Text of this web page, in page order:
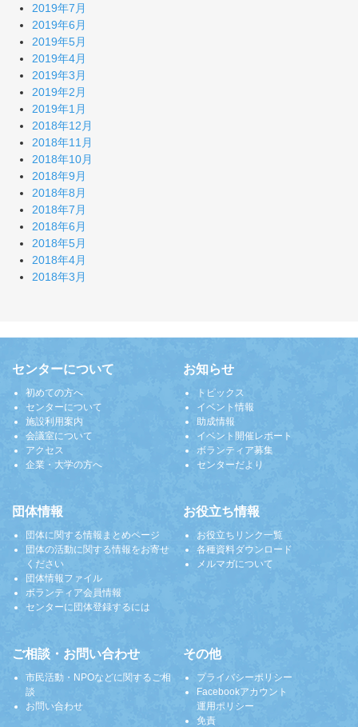
2019年7月
2019年6月
2019年5月
2019年4月
2019年3月
2019年2月
2019年1月
2018年12月
2018年11月
2018年10月
2018年9月
2018年8月
2018年7月
2018年6月
2018年5月
2018年4月
2018年3月
センターについて
初めての方へ
センターについて
施設利用案内
会議室について
アクセス
企業・大学の方へ
お知らせ
トピックス
イベント情報
助成情報
イベント開催レポート
ボランティア募集
センターだより
団体情報
団体に関する情報まとめページ
団体の活動に関する情報をお寄せ
ください
団体情報ファイル
ボランティア会員情報
センターに団体登録するには
お役立ち情報
お役立ちリンク一覧
各種資料ダウンロード
メルマガについて
ご相談・お問い合わせ
市民活動・NPOなどに関するご相
談
お問い合わせ
その他
プライバシーポリシー
Facebookアカウント
運用ポリシー
免責